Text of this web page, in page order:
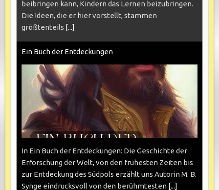
beibringen kann, Kindern das Lernen beizubringen.
Die Ideen, die er hier vorstellt, stammen
größtenteils [...]
Ein Buch der Entdeckungen
In Ein Buch der Entdeckungen: Die Geschichte der
Erforschung der Welt, von den frühesten Zeiten bis
zur Entdeckung des Südpols erzählt uns Autorin M. B.
Synge eindrucksvoll von den berühmtesten [...]